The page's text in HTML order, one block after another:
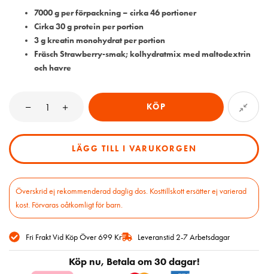
7000 g per förpackning – cirka 46 portioner
Cirka 30 g protein per portion
3 g kreatin monohydrat per portion
Fräsch Strawberry-smak; kolhydratmix med maltodextrin
och havre
KÖP
LÄGG TILL I VARUKORGEN
Överskrid ej rekommenderad daglig dos. Kosttillskott ersätter ej varierad
kost. Förvaras oåtkomligt för barn.
Fri Frakt Vid Köp Över 699 Kr Leveranstid 2-7 Arbetsdagar
Köp nu, Betala om 30 dagar!